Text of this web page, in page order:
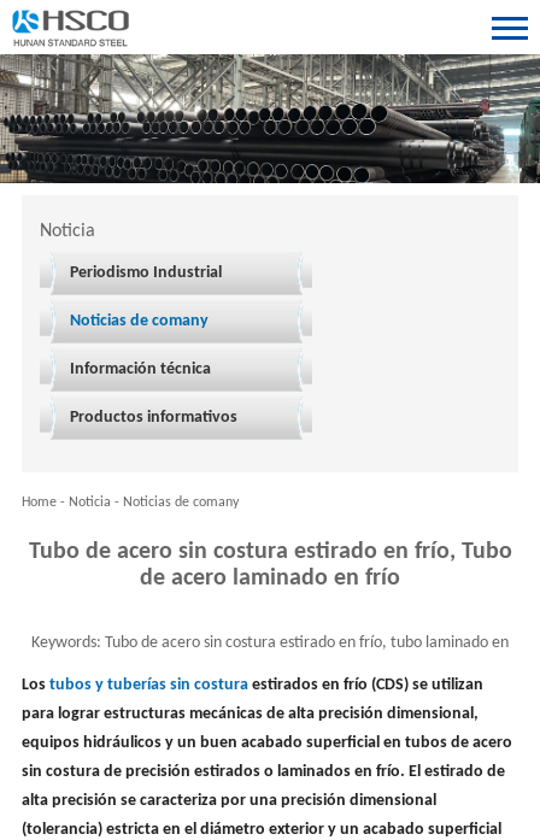
Noticia
Periodismo Industrial
Noticias de comany
Información técnica
Productos informativos
Home- Noticia - Noticias de comany
Tubo de acero sin costura estirado en frío, Tubo
de acero laminado en frío
Keywords: Tubo de acero sin costura estirado en frío, tubo laminado en
frío, proceso de laminado en frío
Los tubos y tuberías sin costuraestirados en frío (CDS) se utilizan
para lograr estructuras mecánicas de alta precisión dimensional,
equipos hidráulicos y un buen acabado superficial en tubos de acero
sin costura de precisión estirados o laminados en frío. El estirado de
alta precisión se caracteriza por una precisión dimensional
(tolerancia) estricta en el diámetro exterior y un acabado superficial